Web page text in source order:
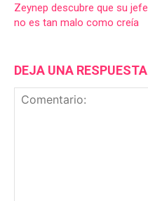
Zeynep descubre que su jefe
no es tan malo como creía
DEJA UNA RESPUESTA